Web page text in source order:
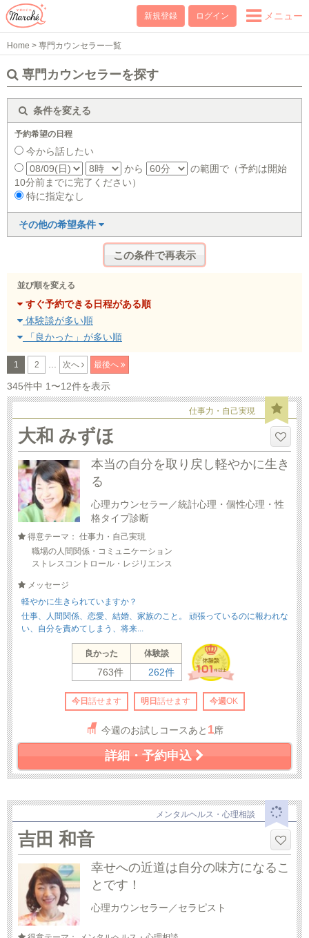
新規登録 ログイン メニュー
Home > 専門カウンセラー一覧
専門カウンセラーを探す
条件を変える
予約希望の日程
今から話したい
から
の範囲で（予約は開始
10分前までに完了ください）
特に指定なし
その他の希望条件
並び順を変える
すぐ予約できる日程がある順
体験談が多い順
「良かった」が多い順
1 2 次へ 最後へ
345件中 1〜12件を表示
仕事力・自己実現
大和 みずほ
本当の自分を取り戻し軽やかに生き
る
心理カウンセラー／統計心理・個性心理・性
格タイプ診断
得意テーマ： 仕事力・自己実現
職場の人間関係・コミュニケーション
ストレスコントロール・レジリエンス
メッセージ
軽やかに生きられていますか？
仕事、人間関係、恋愛、結婚、家族のこと。 頑張っているのに報われな
い、自分を責めてしまう、将来...
良かった 体験談
763件 262件
今日 話せます 明日 話せます 今週OK
今週のお試しコースあと 1席
詳細・予約申込
メンタルヘルス・心理相談
吉田 和音
幸せへの近道は自分の味方になるこ
とです！
心理カウンセラー／セラピスト